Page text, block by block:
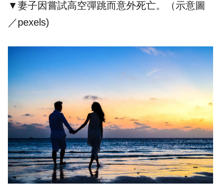
▼妻子因嘗試高空彈跳而意外死亡。（示意圖
／pexels)